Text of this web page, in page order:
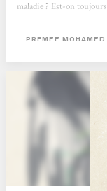
maladie ? Est-on
qui nous attend dans la
PREMEE MOHAMED